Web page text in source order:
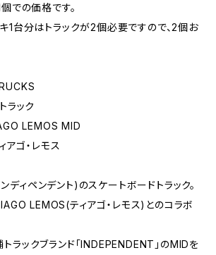
での価格です。
1台分はトラックが2個必要ですので、2個お
ラック
LEMOS MID
アゴ・レモス
ィペンデント)のスケートボードトラック。
LEMOS(ティアゴ・レモス)とのコラボ
ラックブランド「INDEPENDENT」のMIDを